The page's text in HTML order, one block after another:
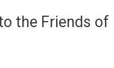
the Friends of